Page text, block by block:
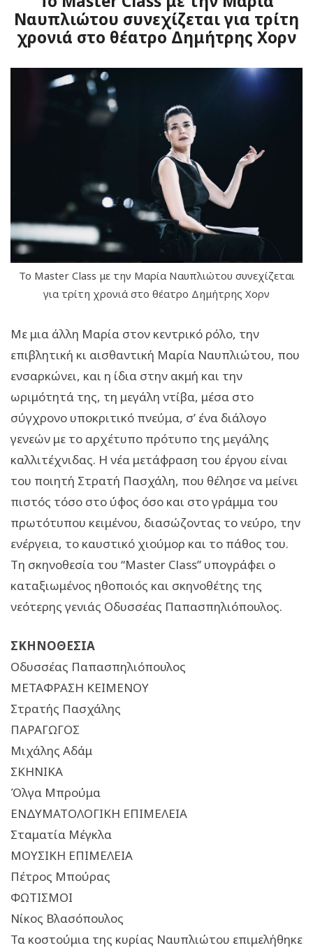
Ναυπλιώτου συνεχίζεται για τρίτη
χρονιά στο θέατρο Δημήτρης Χορν
Το Master Class με την Μαρία Ναυπλιώτου συνεχίζεται
για τρίτη χρονιά στο θέατρο Δημήτρης Χορν
Με μια άλλη Μαρία στον κεντρικό ρόλο, την
επιβλητική κι αισθαντική Μαρία Ναυπλιώτου, που
ενσαρκώνει, και η ίδια στην ακμή και την
ωριμότητά της, τη μεγάλη ντίβα, μέσα στο
σύγχρονο υποκριτικό πνεύμα, σ’ ένα διάλογο
γενεών με το αρχέτυπο πρότυπο της μεγάλης
καλλιτέχνιδας. Η νέα μετάφραση του έργου είναι
του ποιητή Στρατή Πασχάλη, που θέλησε να μείνει
πιστός τόσο στο ύφος όσο και στο γράμμα του
πρωτότυπου κειμένου, διασώζοντας το νεύρο, την
ενέργεια, το καυστικό χιούμορ και το πάθος του.
Τη σκηνοθεσία του “Master Class” υπογράφει ο
καταξιωμένος ηθοποιός και σκηνοθέτης της
νεότερης γενιάς Οδυσσέας Παπασπηλιόπουλος.
ΣΚΗΝΟΘΕΣΙΑ
Οδυσσέας Παπασπηλιόπουλος
ΜΕΤΑΦΡΑΣΗ ΚΕΙΜΕΝΟΥ
Στρατής Πασχάλης
ΠΑΡΑΓΩΓΟΣ
Μιχάλης Αδάμ
ΣΚΗΝΙΚΑ
Όλγα Μπρούμα
ΕΝΔΥΜΑΤΟΛΟΓΙΚΗ ΕΠΙΜΕΛΕΙΑ
Σταματία Μέγκλα
ΜΟΥΣΙΚΗ ΕΠΙΜΕΛΕΙΑ
Πέτρος Μπούρας
ΦΩΤΙΣΜΟΙ
Νίκος Βλασόπουλος
Τα κοστούμια της κυρίας Ναυπλιώτου επιμελήθηκε